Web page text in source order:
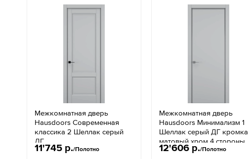
Межкомнатная дверь
Hausdoors Современная
классика 2 Шеллак серый
ДГ
11'745 р./Полотно
Межкомнатная дверь
Hausdoors Минимализм 1
Шеллак серый ДГ кромка
матовый хром 4 стороны
12'606 р./Полотно